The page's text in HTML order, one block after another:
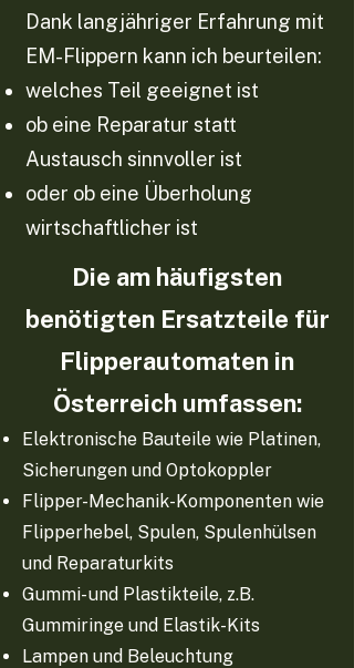
Dank langjähriger Erfahrung mit
EM-Flippern kann ich beurteilen:
welches Teil geeignet ist
ob eine Reparatur statt
Austausch sinnvoller ist
oder ob eine Überholung
wirtschaftlicher ist
Die am häufigsten
benötigten Ersatzteile für
Flipperautomaten in
Österreich umfassen:
Elektronische Bauteile wie Platinen,
Sicherungen und Optokoppler
Flipper-Mechanik-Komponenten wie
Flipperhebel, Spulen, Spulenhülsen
und Reparaturkits
Gummi- und Plastikteile, z.B.
Gummiringe und Elastik-Kits
Lampen und Beleuchtung